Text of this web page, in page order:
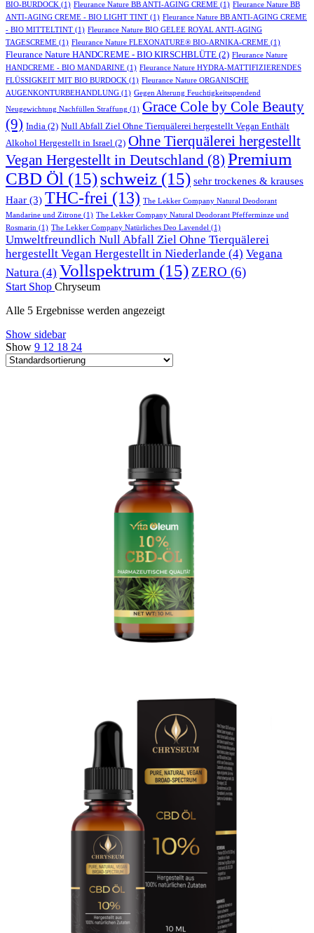
BIO-BURDOCK (1) Fleurance Nature BB ANTI-AGING CREME (1) Fleurance Nature BB
ANTI-AGING CREME - BIO LIGHT TINT (1) Fleurance Nature BB ANTI-AGING CREME
- BIO MITTELTINT (1) Fleurance Nature BIO GELEE ROYAL ANTI-AGING
TAGESCREME (1) Fleurance Nature FLEXONATURE® BIO-ARNIKA-CREME (1)
Fleurance Nature HANDCREME - BIO KIRSCHBLÜTE (2) Fleurance Nature
HANDCREME - BIO MANDARINE (1) Fleurance Nature HYDRA-MATTIFIZIERENDES
FLÜSSIGKEIT MIT BIO BURDOCK (1) Fleurance Nature ORGANISCHE
AUGENKONTURBEHANDLUNG (1) Gegen Alterung Feuchtigkeitsspendend
Neugewichtung Nachfüllen Straffung (1) Grace Cole by Cole Beauty
(9) India (2) Null Abfall Ziel Ohne Tierquälerei hergestellt Vegan Enthält
Alkohol Hergestellt in Israel (2) Ohne Tierquälerei hergestellt
Vegan Hergestellt in Deutschland (8) Premium
CBD Öl (15)schweiz (15) sehr trockenes & krauses
Haar (3) THC-frei (13) The Lekker Company Natural Deodorant
Mandarine und Zitrone (1) The Lekker Company Natural Deodorant Pfefferminze und
Rosmarin (1) The Lekker Company Natürliches Deo Lavendel (1)
Umweltfreundlich Null Abfall Ziel Ohne Tierquälerei
hergestellt Vegan Hergestellt in Niederlande (4) Vegana
Natura (4) Vollspektrum (15) ZERO (6)
Start Shop Chryseum
Alle 5 Ergebnisse werden angezeigt
Show sidebar
Show 9 12 18 24